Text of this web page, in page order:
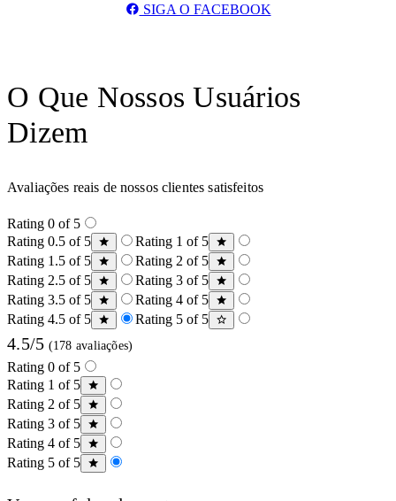
SIGA O FACEBOOK
O Que Nossos Usuários
Dizem
Avaliações reais de nossos clientes satisfeitos
Rating 0 of 5
Rating 0.5 of 5
Rating 1 of 5
Rating 1.5 of 5
Rating 2 of 5
Rating 2.5 of 5
Rating 3 of 5
Rating 3.5 of 5
Rating 4 of 5
Rating 4.5 of 5
Rating 5 of 5
4.5/5 (178 avaliações)
Rating 0 of 5
Rating 1 of 5
Rating 2 of 5
Rating 3 of 5
Rating 4 of 5
Rating 5 of 5